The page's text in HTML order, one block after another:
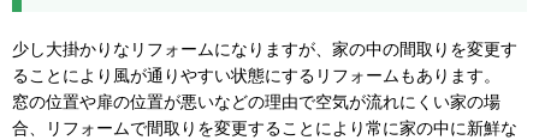
少し大掛かりなリフォームになりますが、家の中の間取りを変更す
ることにより風が通りやすい状態にするリフォームもあります。
窓の位置や扉の位置が悪いなどの理由で空気が流れにくい家の場
合、リフォームで間取りを変更することにより常に家の中に新鮮な